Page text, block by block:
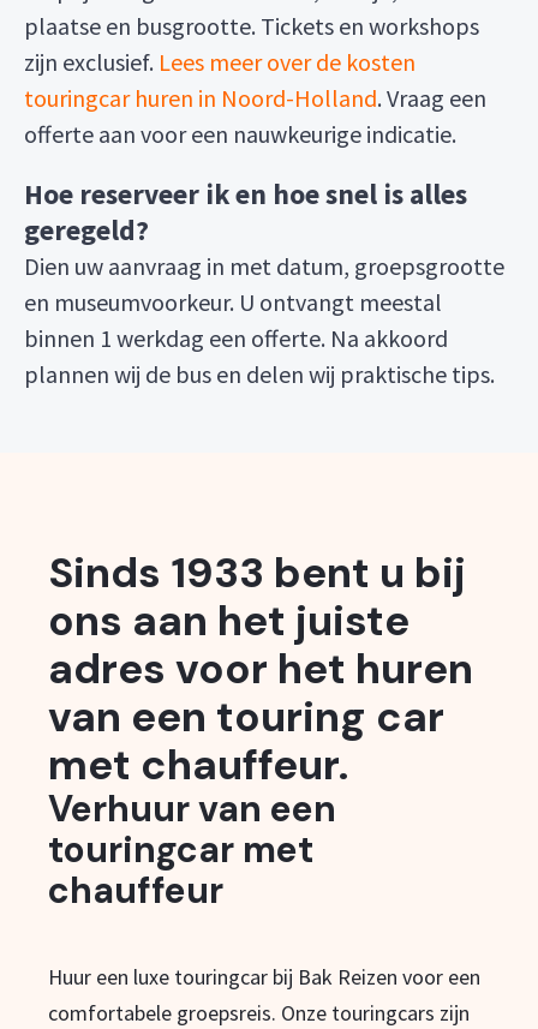
plaatse en busgrootte. Tickets en workshops
zijn exclusief. Lees meer over de kosten
touringcar huren in Noord-Holland. Vraag een
offerte aan voor een nauwkeurige indicatie.
Hoe reserveer ik en hoe snel is alles
geregeld?
Dien uw aanvraag in met datum, groepsgrootte
en museumvoorkeur. U ontvangt meestal
binnen 1 werkdag een offerte. Na akkoord
plannen wij de bus en delen wij praktische tips.
Sinds 1933 bent u bij
ons aan het juiste
adres voor het huren
van een touring car
met chauffeur.
Verhuur van een
touringcar met
chauffeur
Huur een luxe touringcar bij Bak Reizen voor een
comfortabele groepsreis. Onze touringcars zijn